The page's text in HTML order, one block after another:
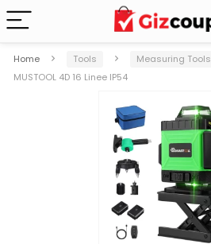
Home Tools Measuring Tools
MUSTOOL 4D 16 Linee IP54